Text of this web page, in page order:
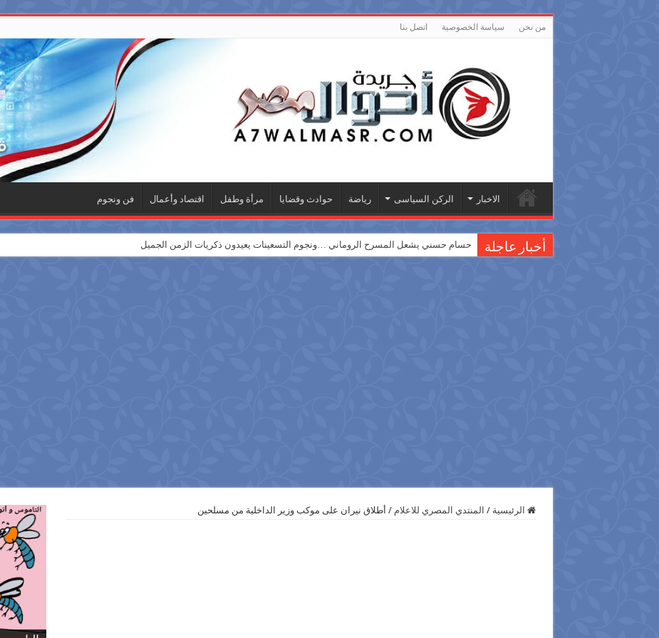
من نحن سياسة الخصوصية اتصل بنا
الاخبار الركن السياسى رياضة حوادث وقضايا مرأة وطفل اقتصاد وأعمال فن ونجوم
أخبار عاجلة حسام حسني يشعل المسرح الروماني …ونجوم التسعينات يعيدون ذكريات الزمن الجميل
الرئيسية / المنتدي المصري للاعلام / أطلاق نيران على موكب وزير الداخلية من مسلحين